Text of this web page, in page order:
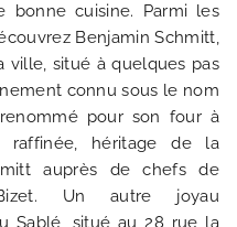
bonne cuisine. Parmi les
Benjamin Schmitt,
ville, situé à quelques pas
connu sous le nom
pour son four à
raffinée, héritage de la
auprès de chefs de
Un autre joyau
Sablé, situé au 28 rue la